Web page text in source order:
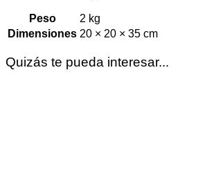
Peso
2 kg
Dimensiones 20 × 20 × 35 cm
Quizás te pueda interesar...